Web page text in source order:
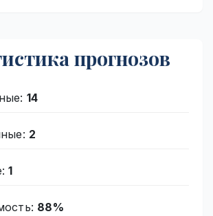
прогнозов
14
2
1
88%